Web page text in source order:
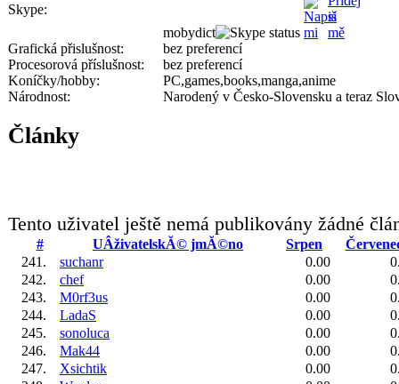
Skype:
mobydict
Grafická přislušnost:
bez preferencí
Procesorová příslušnost:
bez preferencí
Koníčky/hobby:
PC,games,books,manga,anime
Národnost:
Narodený v Česko-Slovensku a teraz
Články
Tento uživatel ještě nemá publikovány žádné
# UÂživatelskĂ© jmĂ©no Srpen
241.
suchanr 0.00
242.
chef 0.00
243.
M0rf3us 0.00
244.
LadaS 0.00
245.
sonoluca 0.00
246.
Mak44 0.00
247.
Xsichtik 0.00